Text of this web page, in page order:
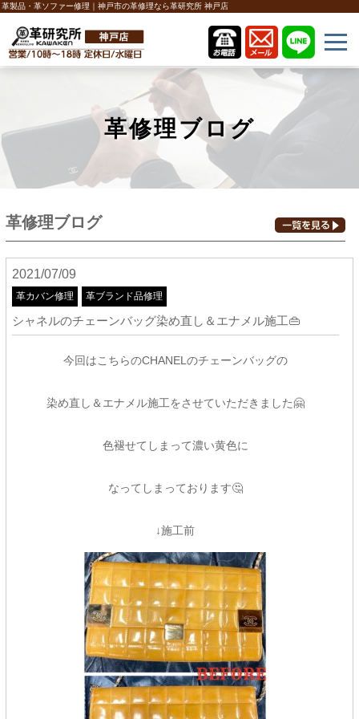
革製品・革ソファー修理｜神戸市の革修理なら革研究所 神戸店
革修理ブログ
革修理ブログ
2021/07/09
革カバン修理 革ブランド品修理
シャネルのチェーンバッグ染め直し＆エナメル施工👜
今回はこちらのCHANELのチェーンバッグの
染め直し＆エナメル施工をさせていただきました🤗
色褪せてしまって濃い黄色に
なってしまっております🤔
↓施工前